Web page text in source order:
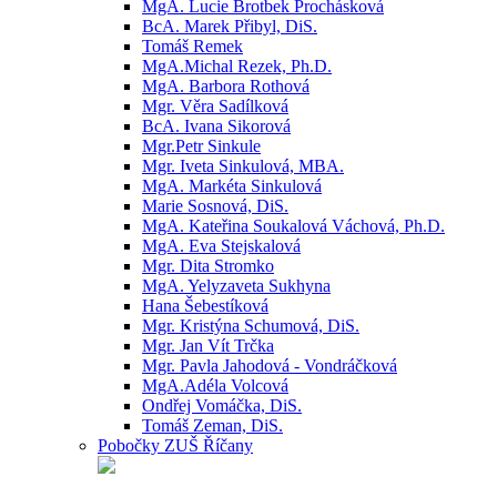
MgA. Lucie Brotbek Prochásková
BcA. Marek Přibyl, DiS.
Tomáš Remek
MgA.Michal Rezek, Ph.D.
MgA. Barbora Rothová
Mgr. Věra Sadílková
BcA. Ivana Sikorová
Mgr.Petr Sinkule
Mgr. Iveta Sinkulová, MBA.
MgA. Markéta Sinkulová
Marie Sosnová, DiS.
MgA. Kateřina Soukalová Váchová, Ph.D.
MgA. Eva Stejskalová
Mgr. Dita Stromko
MgA. Yelyzaveta Sukhyna
Hana Šebestíková
Mgr. Kristýna Schumová, DiS.
Mgr. Jan Vít Trčka
Mgr. Pavla Jahodová - Vondráčková
MgA.Adéla Volcová
Ondřej Vomáčka, DiS.
Tomáš Zeman, DiS.
Pobočky ZUŠ Říčany